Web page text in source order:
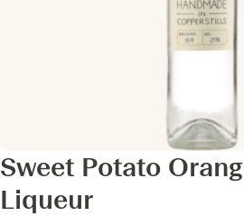
Sweet Potato
Liqueur